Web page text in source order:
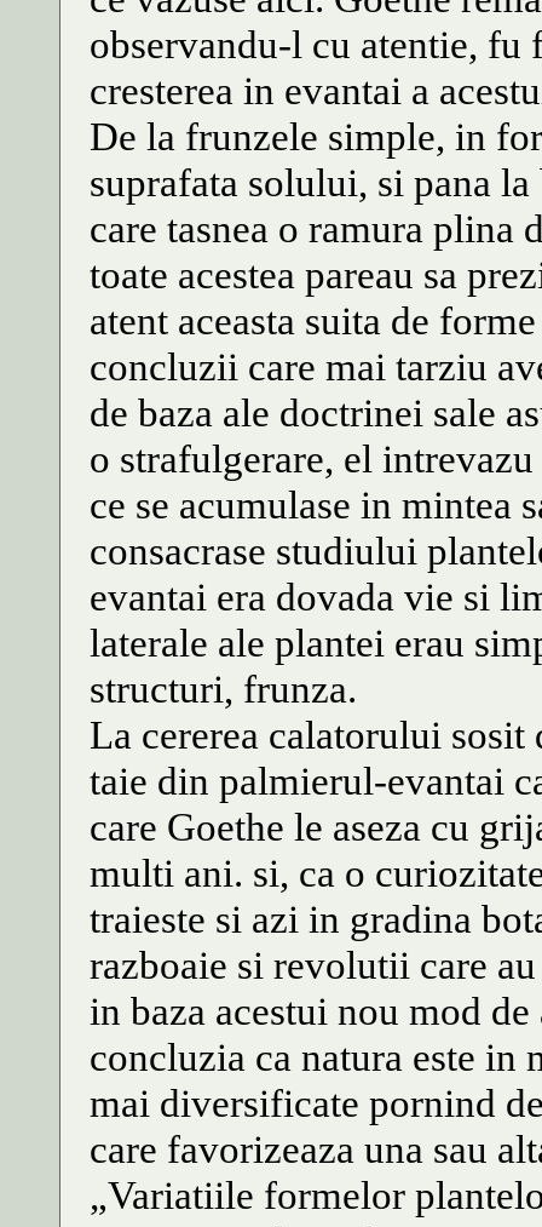
observandu-l cu atentie,
cresterea in evantai a
De la frunzele simple, in
suprafata solului, si pana
care tasnea o ramura
toate acestea pareau sa
atent aceasta suita de
concluzii care mai tarziu
de baza ale doctrinei sale
o strafulgerare, el
ce se acumulase in mintea
consacrase studiului
evantai era dovada vie si
laterale ale plantei erau
structuri, frunza.
La cererea calatorului
taie din palmierul-evantai
care Goethe le aseza cu
multi ani. si, ca o
traieste si azi in gradina
razboaie si revolutii care
in baza acestui nou mod
concluzia ca natura este in
mai diversificate pornind
care favorizeaza una sau
„Variatiile formelor